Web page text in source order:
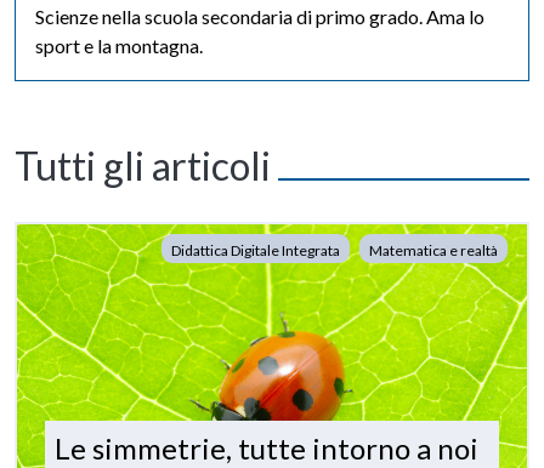
Scienze nella scuola secondaria di primo grado. Ama lo
sport e la montagna.
Tutti gli articoli
Didattica Digitale Integrata Matematica e realtà
Le simmetrie, tutte intorno a noi